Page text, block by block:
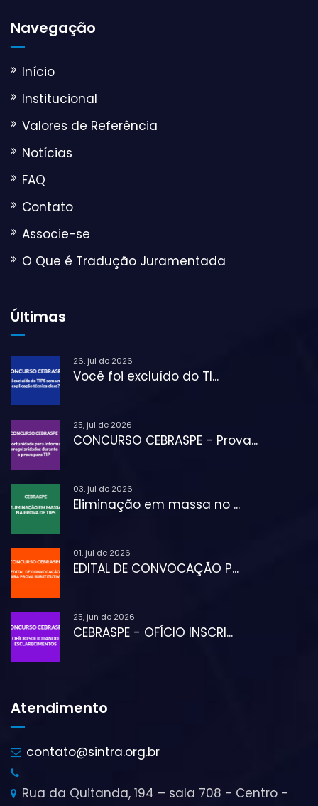
Navegação
Início
Institucional
Valores de Referência
Notícias
FAQ
Contato
Associe-se
O Que é Tradução Juramentada
Últimas
26, jul de 2026
Você foi excluído do TI...
25, jul de 2026
CONCURSO CEBRASPE - Prova...
03, jul de 2026
Eliminação em massa no ...
01, jul de 2026
EDITAL DE CONVOCAÇÃO P...
25, jun de 2026
CEBRASPE - OFÍCIO INSCRI...
Atendimento
contato@sintra.org.br
Rua da Quitanda, 194 – sala 708 - Centro -